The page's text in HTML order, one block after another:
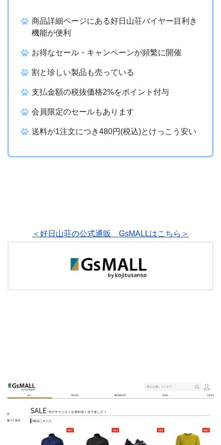
商品詳細ページにある好日山荘バイヤー目利き
機能が便利
お得なセール・キャンペーンが頻繁に開催
割と珍しい製品も売っている
支払金額の税抜価格2%をポイント付与
会員限定のセールもあります
送料が1注文につき480円(税込)とけっこう安い
＜好日山荘の公式通販 GsMALLはこちら＞